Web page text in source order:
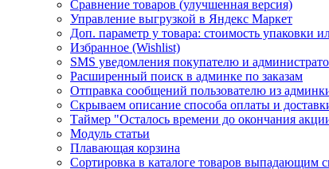
Сравнение товаров (улучшенная версия)
Управление выгрузкой в Яндекс Маркет
Доп. параметр у товара: стоимость упаковки
Избранное (Wishlist)
SMS уведомления покупателю и
Расширенный поиск в админке по заказам
Отправка сообщений пользователю из
Скрываем описание способа оплаты и
Таймер "Осталось времени до окончания
Модуль статьи
Плавающая корзина
Сортировка в каталоге товаров выпадающим